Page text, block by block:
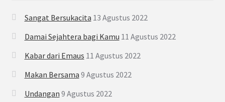
Sangat Bersukacita 13 Agustus 2022
Damai Sejahtera bagi Kamu 11 Agustus 2022
Kabar dari Emaus 11 Agustus 2022
Makan Bersama 9 Agustus 2022
Undangan 9 Agustus 2022